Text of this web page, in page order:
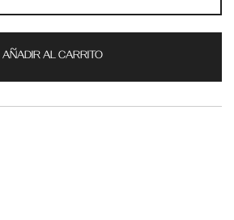
AÑADIR AL CARRITO